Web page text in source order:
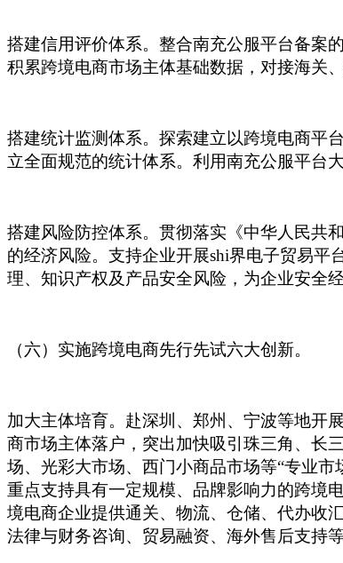
搭建信用评价体系。整合南充公服平台备案
积累跨境电商市场主体基础数据，对接海关
搭建统计监测体系。探索建立以跨境电商平
立全面规范的统计体系。利用南充公服平台
搭建风险防控体系。贯彻落实《中华人民共
的经济风险。支持企业开展shi界电子贸易平
理、知识产权及产品安全风险，为企业安全
（六）实施跨境电商先行先试六大创新。
加大主体培育。赴深圳、郑州、宁波等地开
商市场主体落户，突出加快吸引珠三角、长
场、光彩大市场、西门小商品市场等“专业市
重点支持具有一定规模、品牌影响力的跨境
境电商企业提供通关、物流、仓储、代办收
法律与财务咨询、贸易融资、海外售后支持